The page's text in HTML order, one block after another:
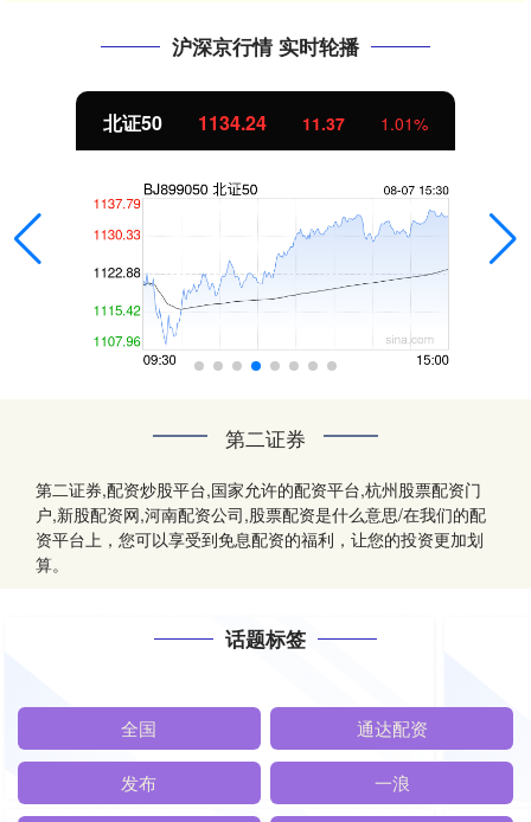
沪深京行情 实时轮播
北证50 1134.24 11.37 1.01%
第二证券
第二证券,配资炒股平台,国家允许的配资平台,杭州股票配资门
户,新股配资网,河南配资公司,股票配资是什么意思/在我们的配
资平台上，您可以享受到免息配资的福利，让您的投资更加划
算。
话题标签
全国 通达配资
发布 一浪